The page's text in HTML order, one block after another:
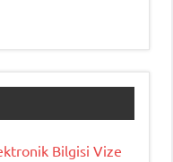
Bilgisi Vize